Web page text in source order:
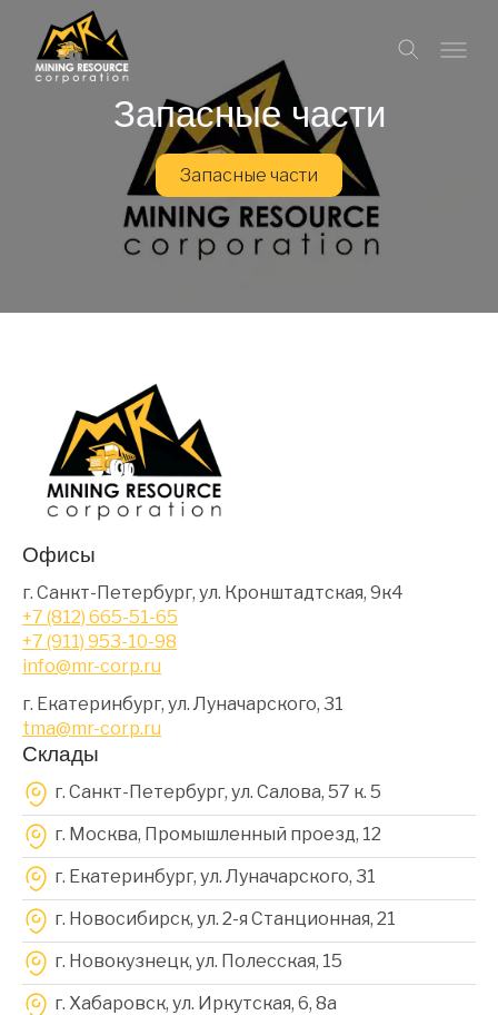
Запасные части
Запасные части
Офисы
г. Санкт-Петербург, ул. Кронштадтская, 9к4
+7 (812) 665-51-65
+7 (911) 953-10-98
info@mr-corp.ru
г. Екатеринбург, ул. Луначарского, 31
tma@mr-corp.ru
Склады
г. Санкт-Петербург, ул. Салова, 57 к. 5
г. Москва, Промышленный проезд, 12
г. Екатеринбург, ул. Луначарского, 31
г. Новосибирск, ул. 2-я Станционная, 21
г. Новокузнецк, ул. Полесская, 15
г. Хабаровск, ул. Иркутская, 6, 8a